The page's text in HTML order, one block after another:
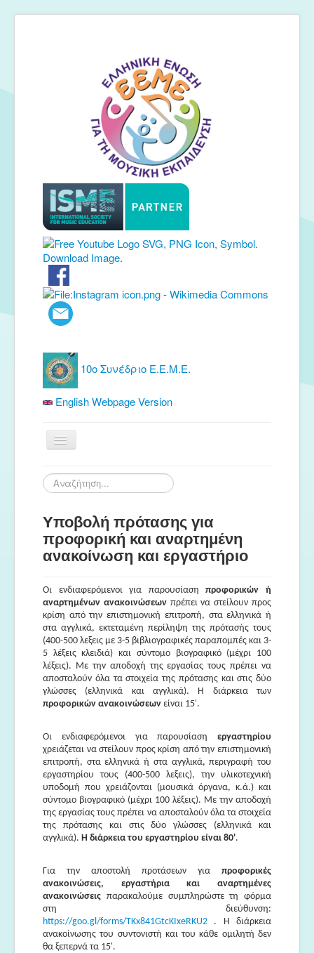
10ο Συνέδριο Ε.Ε.Μ.Ε.
English Webpage Version
Αρχική
Δωρεάν Υλικό
Εκδόσεις
Συνέδρια
Θερινή συνάντηση
Μουσικές Ομάδες
Ευτέρπη
Musapps
Αναζήτηση...
Υποβολή πρότασης για
προφορική και αναρτημένη
ανακοίνωση και εργαστήριο
Οι ενδιαφερόμενοι για παρουσίασηπροφορικών ή
αναρτημένων ανακοινώσεωνπρέπει να στείλουν προς
κρίση από την επιστημονική επιτροπή, στα ελληνικά ή
στα αγγλικά, εκτεταμένη περίληψη της πρότασής τους
(400-500 λεξεις με 3-5 βιβλιογραφικές παραπομπές και 3-
5 λέξεις κλειδιά) και σύντομο βιογραφικό (μέχρι 100
λέξεις). Με την αποδοχή της εργασίας τους πρέπει να
αποσταλούν όλα τα στοιχεία της πρότασης και στις δύο
γλώσσες (ελληνικά και αγγλικά). Η διάρκεια των
προφορικών ανακοινώσεων είναι 15'.
Οι ενδιαφερόμενοι για παρουσίαση εργαστηρίου
χρειάζεται να στείλουν προς κρίση από την επιστημονική
επιτροπή, στα ελληνικά ή στα αγγλικά, περιγραφή του
εργαστηρίου τους (400-500 λεξεις), την υλικοτεχνική
υποδομή που χρειάζονται (μουσικά όργανα, κ.ά.) και
σύντομο βιογραφικό (μέχρι 100 λέξεις). Με την αποδοχή
της εργασίας τους πρέπει να αποσταλούν όλα τα στοιχεία
της πρότασης και στις δύο γλώσσες (ελληνικά και
αγγλικά). Η διάρκεια του εργαστηρίου είναι 80'.
Για την αποστολή προτάσεων για προφορικές
ανακοινώσεις, εργαστήρια και αναρτημένες
ανακοινώσεις παρακαλούμε συμπληρώστε τη φόρμα
στη διεύθυνση:
https://goo.gl/forms/TKx841GtcKIxeRKU2 . Η διάρκεια
ανακοίνωσης του συντονιστή και του κάθε ομιλητή δεν
θα ξεπερνά τα 15'.